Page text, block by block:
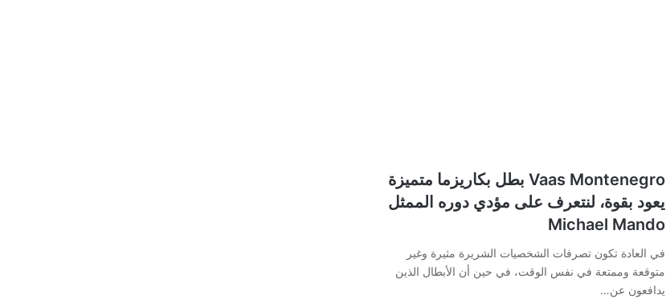
Vaas Montenegro بطل بكاريزما متميزة
يعود بقوة، لنتعرف على مؤدي دوره الممثل
Michael Mando
في العادة تكون تصرفات الشخصيات الشريرة مثيرة وغير
متوقعة وممتعة في نفس الوقت، في حين أن الأبطال الذين
يدافعون عن…